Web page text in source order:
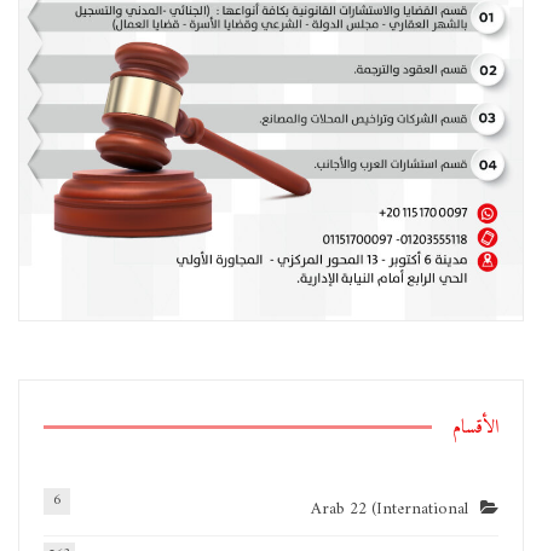
الأقسام
Arab 22 (International
6